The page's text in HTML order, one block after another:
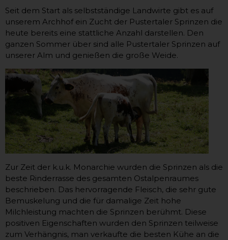
Seit dem Start als selbstständige Landwirte gibt es auf
unserem Archhof ein Zucht der Pustertaler Sprinzen die
heute bereits eine stattliche Anzahl darstellen. Den
ganzen Sommer über sind alle Pustertaler Sprinzen auf
unserer Alm und genießen die große Weide.
Zur Zeit der k.u.k. Monarchie wurden die Sprinzen als die
beste Rinderrasse des gesamten Ostalpenraumes
beschrieben. Das hervorragende Fleisch, die sehr gute
Bemuskelung und die für damalige Zeit hohe
Milchleistung machten die Sprinzen berühmt. Diese
positiven Eigenschaften wurden den Sprinzen teilweise
zum Verhängnis, man verkaufte die besten Kühe an die